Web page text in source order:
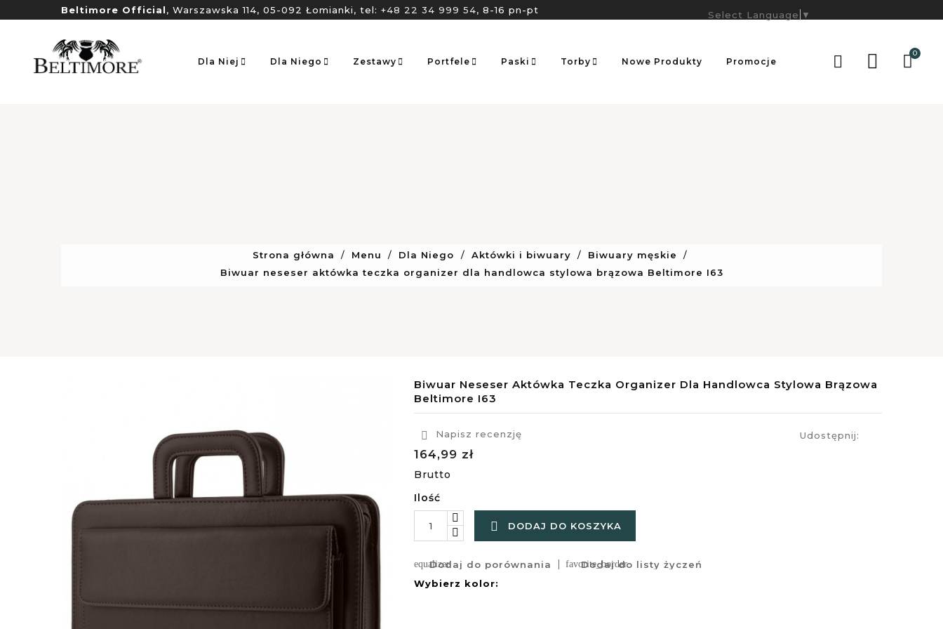
Beltimore Official, Warszawska 114, 05-092 Łomianki, tel: +48 22 34 999 54, 8-16 pn-pt
0

Dla Niej Dla Niego Zestawy Portfele Paski Torby Nowe Produkty Promocje
Select Language ▼
Strona główna Menu Dla Niego Aktówki i biwuary
Biwuary męskie
Biwuar neseser aktówka teczka organizer dla handlowca stylowa brązowa Beltimore I63
Biwuar Neseser Aktówka Teczka Organizer Dla Handlowca Stylowa Brązowa
Beltimore I63
 Napisz recenzję Udostępnij:
164,99 zł
Brutto
Ilość
 DODAJ DO KOSZYKA
equalizer
Dodaj do porównania favorite_border
Dodaj do listy życzeń
Wybierz kolor: